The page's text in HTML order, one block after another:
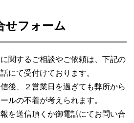
せフォーム
関するご相談やご依頼は、下記の
にて受付けております。
後、２営業日を過ぎても弊所から
ルの不着が考えられます。
を送信頂くか御電話にてお問い合